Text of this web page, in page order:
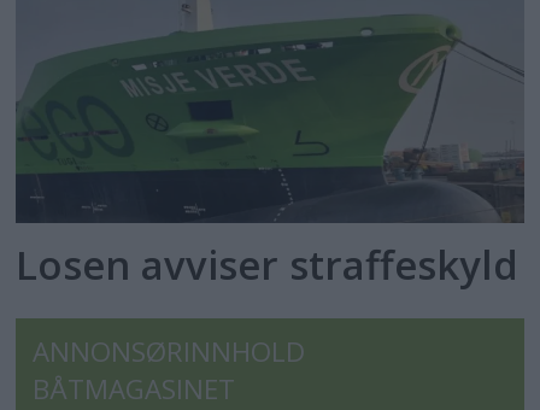
Losen avviser straffeskyld
ANNONSØRINNHOLD
BÅTMAGASINET